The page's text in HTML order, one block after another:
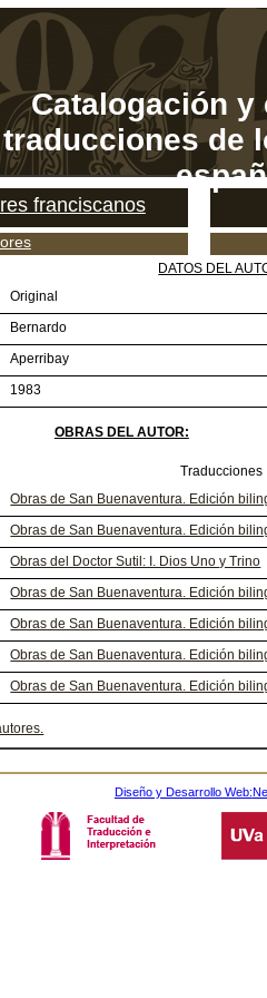
Catalogación
traducciones de
franciscanos
DATOS DEL
Original
Bernardo
Aperribay
1983
OBRAS DEL AUTOR:
Traducciones
Obras de San Buenaventura. Edición
Obras de San Buenaventura. Edición
Obras del Doctor Sutil: I. Dios Uno y Trino
Obras de San Buenaventura. Edición
Obras de San Buenaventura. Edición
Obras de San Buenaventura. Edición
Obras de San Buenaventura. Edición
Diseño y Desarrollo Web: